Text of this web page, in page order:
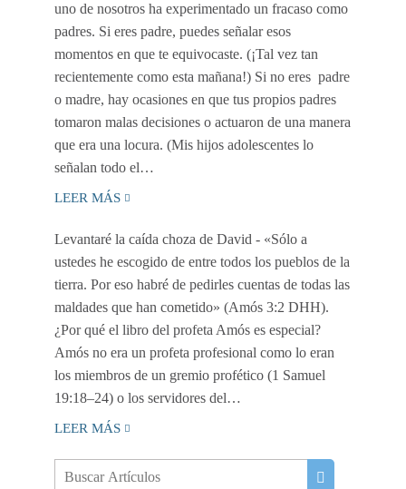
uno de nosotros ha experimentado un fracaso como
padres. Si eres padre, puedes señalar esos
momentos en que te equivocaste. (¡Tal vez tan
recientemente como esta mañana!) Si no eres padre
o madre, hay ocasiones en que tus propios padres
tomaron malas decisiones o actuaron de una manera
que era una locura. (Mis hijos adolescentes lo
señalan todo el…
LEER MÁS
Levantaré la caída choza de David - «Sólo a
ustedes he escogido de entre todos los pueblos de la
tierra. Por eso habré de pedirles cuentas de todas las
maldades que han cometido» (Amós 3:2 DHH).
¿Por qué el libro del profeta Amós es especial?
Amós no era un profeta profesional como lo eran
los miembros de un gremio profético (1 Samuel
19:18–24) o los servidores del…
LEER MÁS